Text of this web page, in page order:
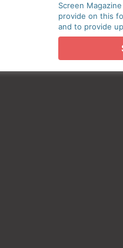
Screen
provide on this
and to provide